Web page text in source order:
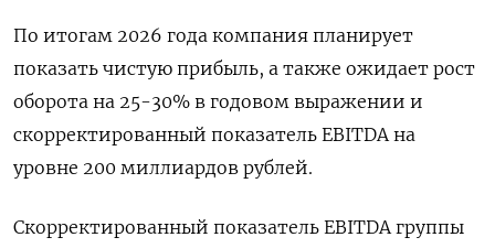
По итогам ⁠2026 года компания планирует
показать чистую прибыль, а ‌также ожидает рост
оборота на ‌25-30% в годовом выражении и
скорректированный показатель EBITDA на
уровне 200 миллиардов рублей.
Скорректированный ​показатель EBITDA группы